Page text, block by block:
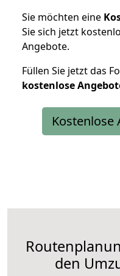
Sie möchten eine
Sie sich jetzt
Angebote.
Füllen Sie jetzt das
kostenlose
Kostenlose
den